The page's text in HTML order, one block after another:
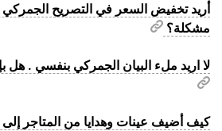
أريد تخفيض السعر في التصريح
مشكلة؟
لا اريد ملء البيان الجمركي بنفسي . هل
كيف أضيف عينات وهدايا من المتاجر إلى